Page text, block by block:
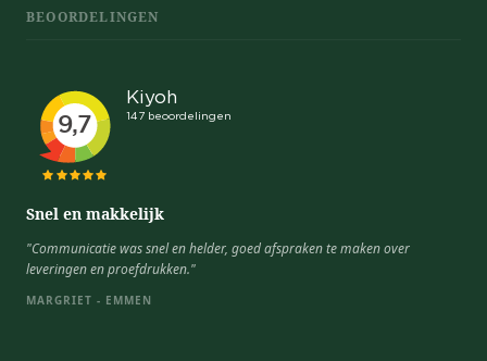
BEOORDELINGEN
Snel en makkelijk
"Communicatie was snel en helder, goed afspraken te maken over
leveringen en proefdrukken."
MARGRIET - EMMEN